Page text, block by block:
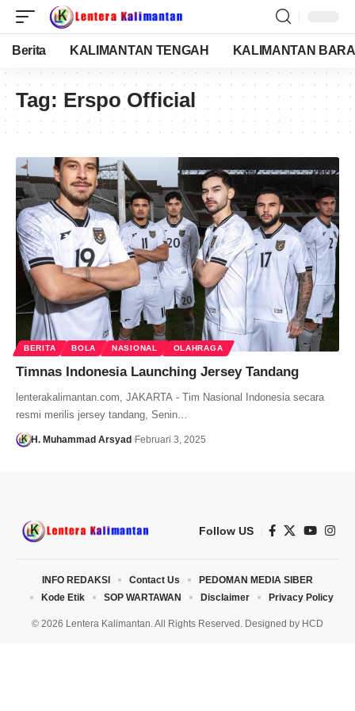
Berita KALIMANTAN TENGAH KALIMANTAN
Tag: Erspo Official
BERITA BOLA NASIONAL OLAHRAGA
Timnas Indonesia Launching Jersey Tandang
lenterakalimantan.com, JAKARTA - Tim Nasional Indonesia secara
resmi merilis jersey tandang, Senin…
H. Muhammad Arsyad Februari 3, 2025
Follow US
© 2026 Lentera Kalimantan. All Rights Reserved. Designed by HCD
INFO REDAKSI Contact Us
PEDOMAN MEDIA SIBER
Kode Etik
SOP WARTAWAN Disclaimer Privacy Policy